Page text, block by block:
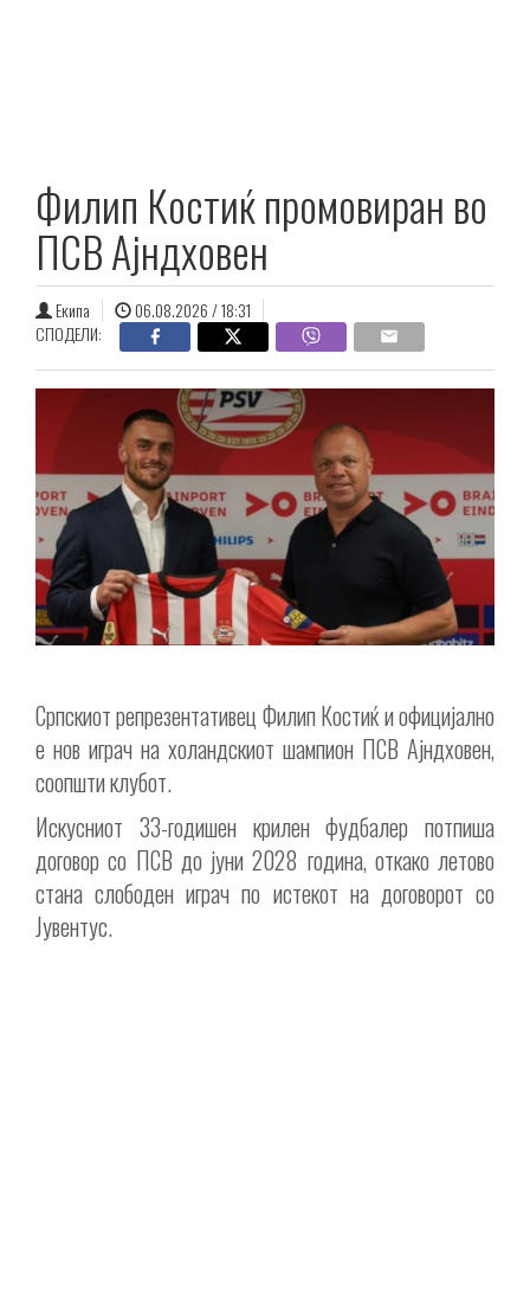
Филип Костиќ промовиран во
ПСВ Ајндховен
Екипа
06.08.2026 / 18:31
СПОДЕЛИ:
Српскиот репрезентативец Филип Костиќ и официјално
е нов играч на холандскиот шампион ПСВ Ајндховен,
соопшти клубот.
Искусниот 33-годишен крилен фудбалер потпиша
договор со ПСВ до јуни 2028 година, откако летово
стана слободен играч по истекот на договорот со
Јувентус.